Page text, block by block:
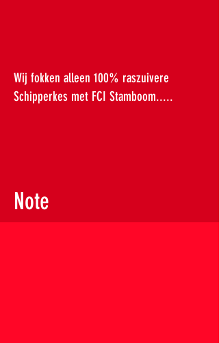
Wij fokken alleen 100% raszuivere
Schipperkes met FCI Stamboom.....
Note